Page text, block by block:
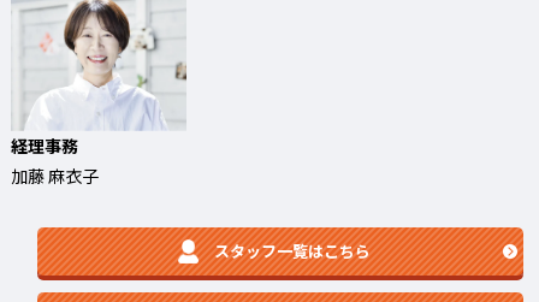
経理事務
加藤 麻衣子
スタッフ一覧はこちら